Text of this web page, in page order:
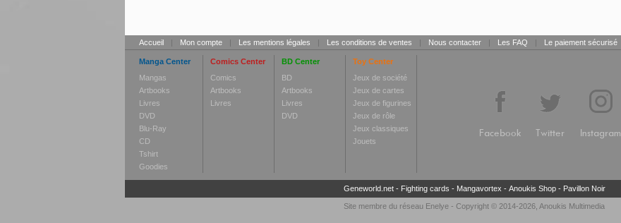
Accueil | Mon compte | Les mentions légales | Les conditions de ventes | Nous contacter | Les FAQ | Le paiement sécurisé
Manga Center
Mangas
Artbooks
Livres
DVD
Blu-Ray
CD
Tshirt
Goodies
Comics Center
Comics
Artbooks
Livres
BD Center
BD
Artbooks
Livres
DVD
Toy Center
Jeux de société
Jeux de cartes
Jeux de figurines
Jeux de rôle
Jeux classiques
Jouets
Facebook Twitter Instagram
Geneworld.net- Fighting cards - Mangavortex - Anoukis Shop- Pavillon Noir
Site membre du réseau Enelye - Copyright © 2014-2026, Anoukis Multimedia